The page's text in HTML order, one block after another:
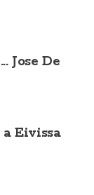
Jose De
Eivissa